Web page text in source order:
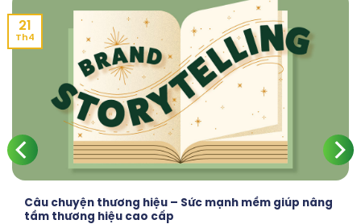
Câu chuyện thương hiệu – Sức mạnh mềm giúp nâng
tầm thương hiệu cao cấp
21
Th4